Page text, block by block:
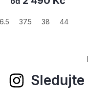
45.5 46 47 47.5